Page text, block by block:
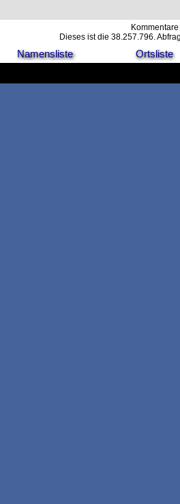
Dieses ist die 38.257.796.
Namensliste Ortsliste